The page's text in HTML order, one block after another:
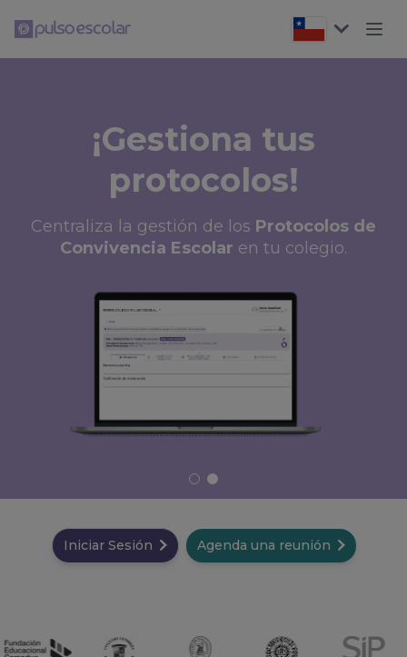
¡Gestiona tus
protocolos!
Centraliza la gestión de los Protocolos de
Convivencia Escolar en tu colegio.
Iniciar Sesión Agenda una reunión